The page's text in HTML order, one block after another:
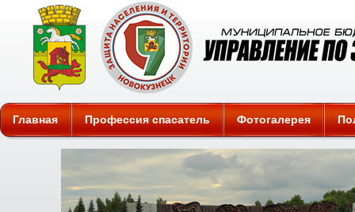
Защита
Главная Профессия спасатель Фотогалерея